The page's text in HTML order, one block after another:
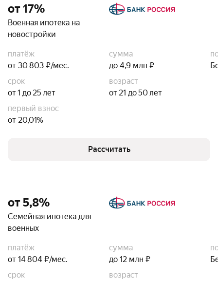
от 17%
Военная ипотека на
новостройки
платёж
от 30 803 ₽/мес.
сумма
до 4,9 млн ₽
срок
от 1 до 25 лет
возраст
от 21 до 50 лет
первый взнос
от 20,01%
Рассчитать
от 5,8%
Семейная ипотека для
военных
платёж
от 14 804 ₽/мес.
сумма
до 12 млн ₽
срок
возраст